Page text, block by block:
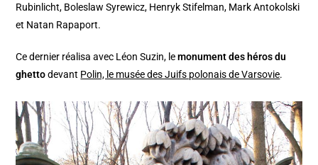
Rubinlicht, Boleslaw Syrewicz, Henryk Stifelman, Mark Antokolski
et Natan Rapaport.
Ce dernier réalisa avec Léon Suzin, lemonument des héros du
ghettodevant Polin, le musée des Juifs polonais de Varsovie.